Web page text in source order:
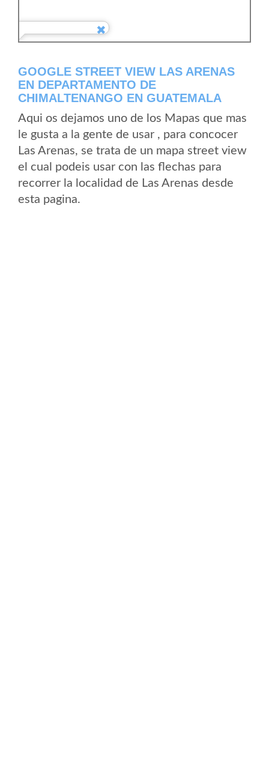
GOOGLE STREET VIEW LAS ARENAS
EN DEPARTAMENTO DE
CHIMALTENANGO EN GUATEMALA
Aqui os dejamos uno de los Mapas que mas
le gusta a la gente de usar , para concocer
Las Arenas, se trata de un mapa street view
el cual podeis usar con las flechas para
recorrer la localidad de Las Arenas desde
esta pagina.